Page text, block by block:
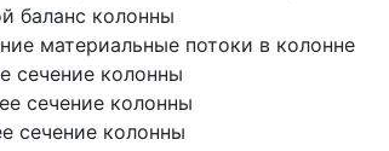
баланс колонны
материальные потоки в колонне
сечение колонны
сечение колонны
сечение колонны